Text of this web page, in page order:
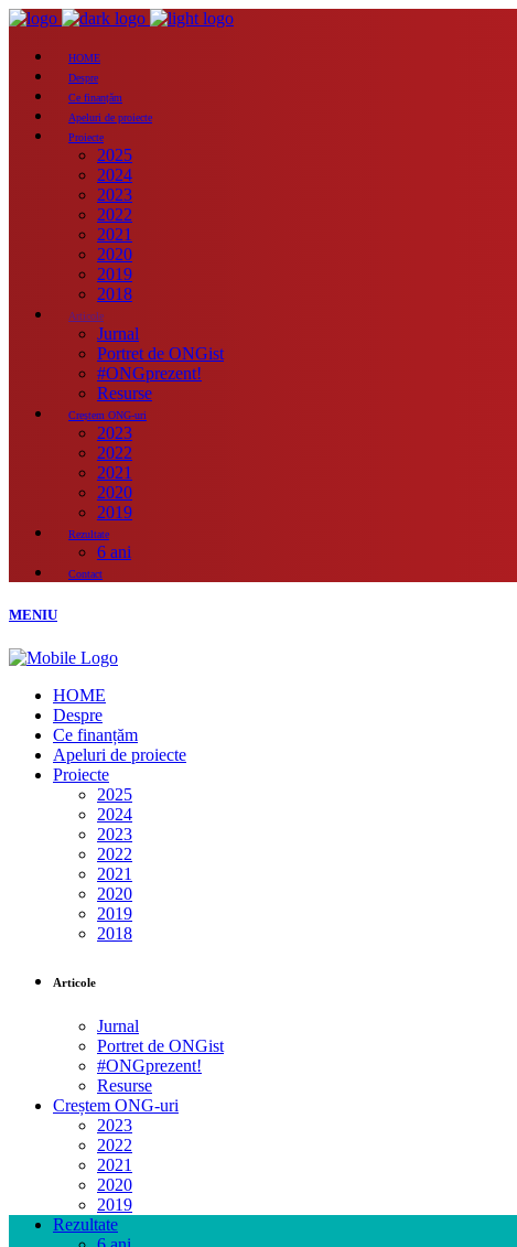
HOME
Despre
Ce finanțăm
Apeluri de proiecte
Proiecte
2025
2024
2023
2022
2021
2020
2019
2018
Articole
Jurnal
Portret de ONGist
#ONGprezent!
Resurse
Creștem ONG-uri
2023
2022
2021
2020
2019
Rezultate
6 ani
Contact
MENIU
HOME
Despre
Ce finanțăm
Apeluri de proiecte
Proiecte
2025
2024
2023
2022
2021
2020
2019
2018
Articole
Jurnal
Portret de ONGist
#ONGprezent!
Resurse
Creștem ONG-uri
2023
2022
2021
2020
2019
Rezultate